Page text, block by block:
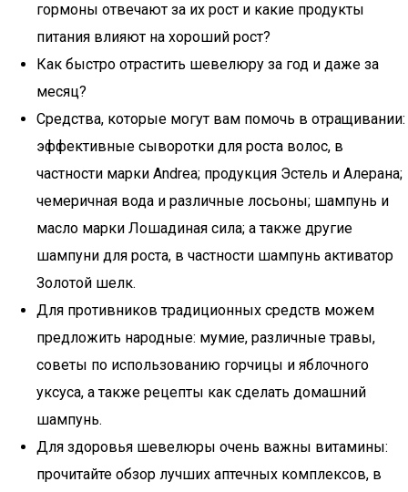
гормоны отвечают за их рост и какие продукты
питания влияют на хороший рост?
Как быстро отрастить шевелюру за год и даже за
месяц?
Средства, которые могут вам помочь в отращивании:
эффективные сыворотки для роста волос, в
частности марки Andrea; продукция Эстель и Алерана;
чемеричная вода и различные лосьоны; шампунь и
масло марки Лошадиная сила; а также другие
шампуни для роста, в частности шампунь активатор
Золотой шелк.
Для противников традиционных средств можем
предложить народные: мумие, различные травы,
советы по использованию горчицы и яблочного
уксуса, а также рецепты как сделать домашний
шампунь.
Для здоровья шевелюры очень важны витамины:
прочитайте обзор лучших аптечных комплексов, в